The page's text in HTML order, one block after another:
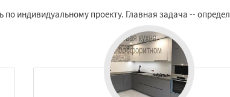
индивидуальному проекту. Главная задача --